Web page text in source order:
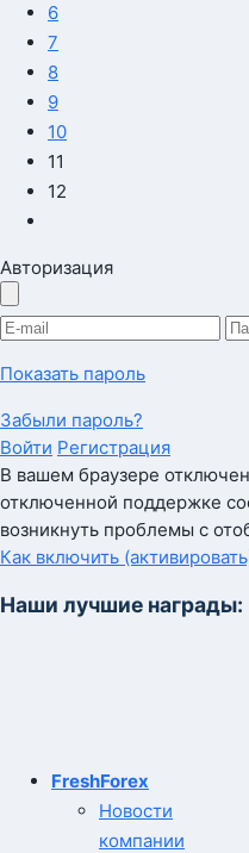
6
7
8
9
10
11
12
Авторизация
Показать пароль
Забыли пароль?
Войти Регистрация
В вашем браузере
отключенной поддержке
возникнуть проблемы с
Как включить
Наши лучшие награды:
FreshForex
Новости
компании